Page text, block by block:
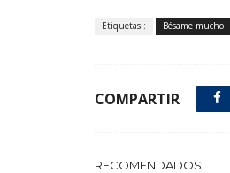
Etiquetas : Bésame mucho
COMPARTIR
RECOMENDADOS